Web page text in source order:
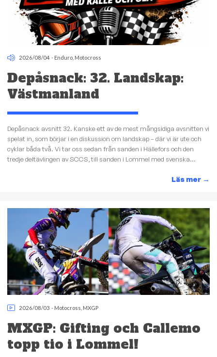
2026/08/04 - Enduro Motocross
Depåsnack: 32. Landskap:
Västmanland
Depåsnack avsnitt 32. Kanske ett av de mest mångsidiga avsnitten vi
spelat in, som börjar i en diskussion om landskap – där vi är ute och
cyklar båda två. Vi tar oss sedan från sanden i Hällefors och den
tredje deltävlingen av SCCS, till sanden i Lommel med svenska...
Läs mer →
2026/08/03 - Motocross MXGP
MXGP: Gifting och Callemo
topp tio i Lommel!